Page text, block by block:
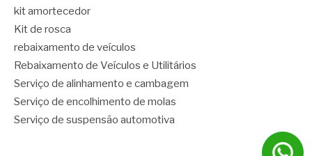
kit amortecedor
Kit de rosca
rebaixamento de veículos
Rebaixamento de Veículos e Utilitários
Serviço de alinhamento e cambagem
Serviço de encolhimento de molas
Serviço de suspensão automotiva